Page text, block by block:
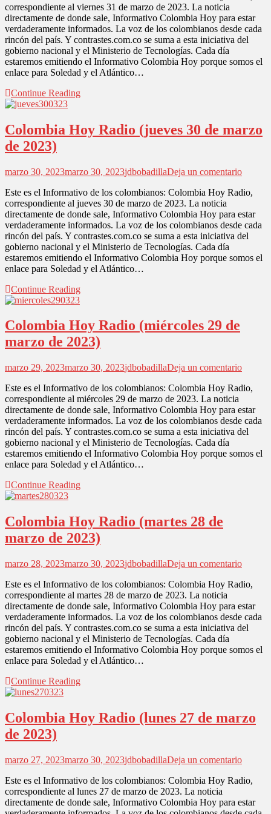
(viernes
31
de
de
correspondiente al viernes 31 de marzo de 2023. La noticia
directamente de donde sale, Informativo Colombia Hoy para estar
verdaderamente informados. La voz de los colombianos desde cada
rincón del país. Y contrastes.com.co se suma a esta iniciativa del
gobierno nacional y el Ministerio de Tecnologías. Cada día
estaremos emitiendo el Informativo Colombia Hoy porque somos el
enlace para Soledad y el Atlántico…
Continue Reading
Colombia Hoy Radio (jueves 30 de marzo
de 2023)
marzo 30, 2023marzo 30, 2023jdbobadillaDeja un comentarioen
Hoy
(jueves
30
de
de
Este es el Informativo de los colombianos: Colombia Hoy Radio,
correspondiente al jueves 30 de marzo de 2023. La noticia
directamente de donde sale, Informativo Colombia Hoy para estar
verdaderamente informados. La voz de los colombianos desde cada
rincón del país. Y contrastes.com.co se suma a esta iniciativa del
gobierno nacional y el Ministerio de Tecnologías. Cada día
estaremos emitiendo el Informativo Colombia Hoy porque somos el
enlace para Soledad y el Atlántico…
Continue Reading
Colombia Hoy Radio (miércoles 29 de
marzo de 2023)
marzo 29, 2023marzo 30, 2023jdbobadillaDeja un comentarioen
Hoy
29
de
de
Este es el Informativo de los colombianos: Colombia Hoy Radio,
correspondiente al miércoles 29 de marzo de 2023. La noticia
directamente de donde sale, Informativo Colombia Hoy para estar
verdaderamente informados. La voz de los colombianos desde cada
rincón del país. Y contrastes.com.co se suma a esta iniciativa del
gobierno nacional y el Ministerio de Tecnologías. Cada día
estaremos emitiendo el Informativo Colombia Hoy porque somos el
enlace para Soledad y el Atlántico…
Continue Reading
Colombia Hoy Radio (martes 28 de
marzo de 2023)
marzo 28, 2023marzo 30, 2023jdbobadillaDeja un comentarioen
Hoy
(martes
28
de
de
Este es el Informativo de los colombianos: Colombia Hoy Radio,
correspondiente al martes 28 de marzo de 2023. La noticia
directamente de donde sale, Informativo Colombia Hoy para estar
verdaderamente informados. La voz de los colombianos desde cada
rincón del país. Y contrastes.com.co se suma a esta iniciativa del
gobierno nacional y el Ministerio de Tecnologías. Cada día
estaremos emitiendo el Informativo Colombia Hoy porque somos el
enlace para Soledad y el Atlántico…
Continue Reading
Colombia Hoy Radio (lunes 27 de marzo
de 2023)
marzo 27, 2023marzo 30, 2023jdbobadillaDeja un comentarioen
Hoy
(lunes
Este es el Informativo de los colombianos: Colombia Hoy Radio,
correspondiente al lunes 27 de marzo de 2023. La noticia
directamente de donde sale, Informativo Colombia Hoy para estar